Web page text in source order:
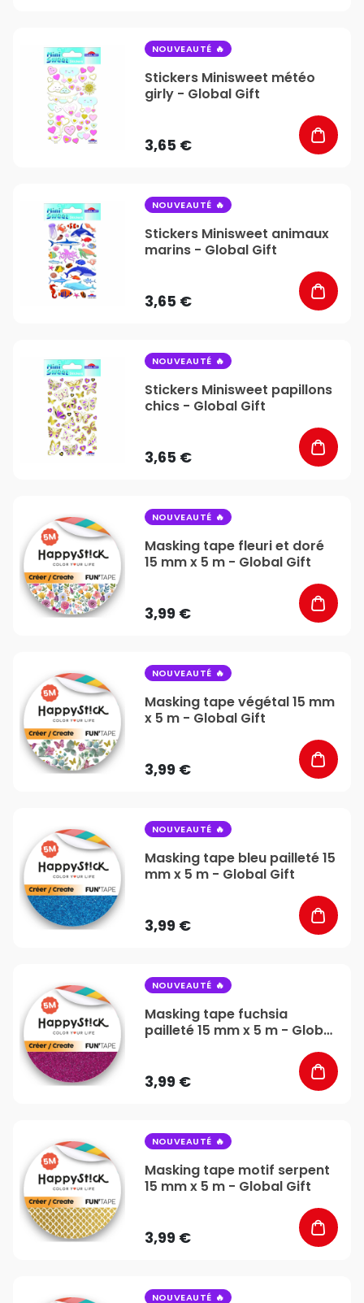
NOUVEAUTÉ
Stickers Minisweet météo
girly - Global Gift
3,65 €
NOUVEAUTÉ
Stickers Minisweet animaux
marins - Global Gift
3,65 €
NOUVEAUTÉ
Stickers Minisweet papillons
chics - Global Gift
3,65 €
NOUVEAUTÉ
Masking tape fleuri et doré
15 mm x 5 m - Global Gift
3,99 €
NOUVEAUTÉ
Masking tape végétal 15 mm
x 5 m - Global Gift
3,99 €
NOUVEAUTÉ
Masking tape bleu pailleté 15
mm x 5 m - Global Gift
3,99 €
NOUVEAUTÉ
Masking tape fuchsia
pailleté 15 mm x 5 m - Global
3,99 €
NOUVEAUTÉ
Masking tape motif serpent
15 mm x 5 m - Global Gift
3,99 €
NOUVEAUTÉ